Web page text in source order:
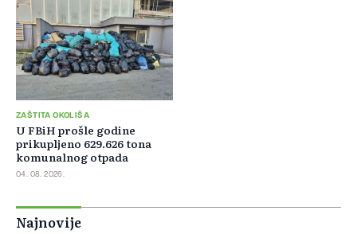
ZAŠTITA OKOLIŠA
U FBiH prošle godine
prikupljeno 629.626 tona
komunalnog otpada
04. 08. 2026.
Najnovije